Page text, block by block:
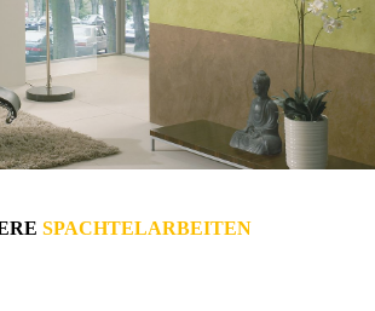
SPACHTEL­­ARBEITEN